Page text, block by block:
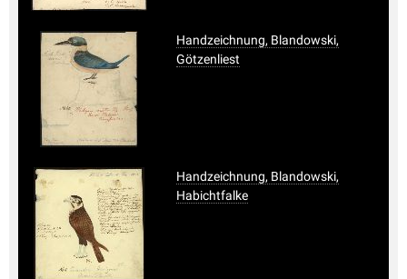
Handzeichnung, Blandowski,
Götzenliest
Handzeichnung, Blandowski,
Habichtfalke